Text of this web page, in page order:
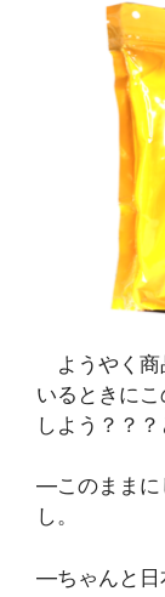
ようやく商
いるときに
しよう？？？
―このままに
し。
―ちゃんと日